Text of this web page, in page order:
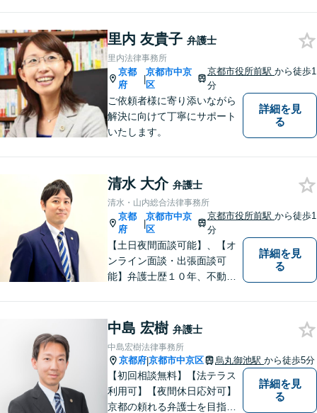
命令にも対応） ❸交通事故
（追突被害救済に特化） 不
貞・離婚・追突被害の解決は
お任せ！
里内 友貴子 弁護士
里内法律事務所
京都
府
|
京都市中京
区
京都市役所前駅から徒歩1
分
ご依頼者様に寄り添いながら
解決に向けて丁寧にサポート
いたします。
詳細を見
る
清水 大介 弁護士
清水・山内総合法律事務所
京都
府
|
京都市中京
区
京都市役所前駅から徒歩1
分
【土日夜間面談可能】、【オ
ンライン面談・出張面談可
能】弁護士歴１０年、不動
者様に寄り添い、迅速に問題
を解決いたします。お一人で
悩まずに、まずはお気軽にご
相談ください。
詳細を見
る
中島 宏樹 弁護士
中島宏樹法律事務所
京都府|京都市中京区 烏丸御池駅 から徒歩5分
【初回相談無料】【法テラス
利用可】【夜間休日応対可】
京都の頼れる弁護士を目指し
詳細を見
る